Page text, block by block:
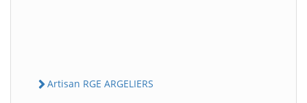
Artisan RGE ARGELIERS